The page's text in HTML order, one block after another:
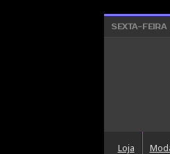
SEXTA-
Loja